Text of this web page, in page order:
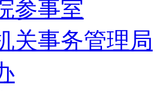
参事室
关事务管理局